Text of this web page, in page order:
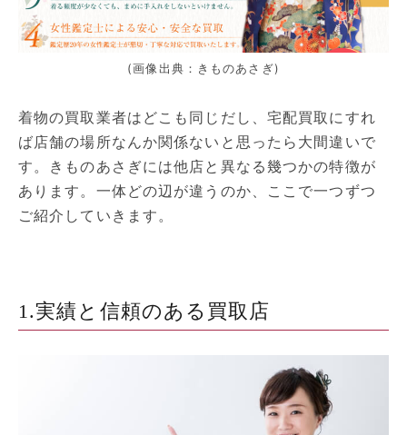
(画像出典：きものあさぎ)
着物の買取業者はどこも同じだし、宅配買取にすれ
ば店舗の場所なんか関係ないと思ったら大間違いで
す。きものあさぎには他店と異なる幾つかの特徴が
あります。一体どの辺が違うのか、ここで一つずつ
ご紹介していきます。
1.実績と信頼のある買取店